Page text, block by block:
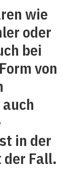
wie
oder
bei
von
in der
der Fall.